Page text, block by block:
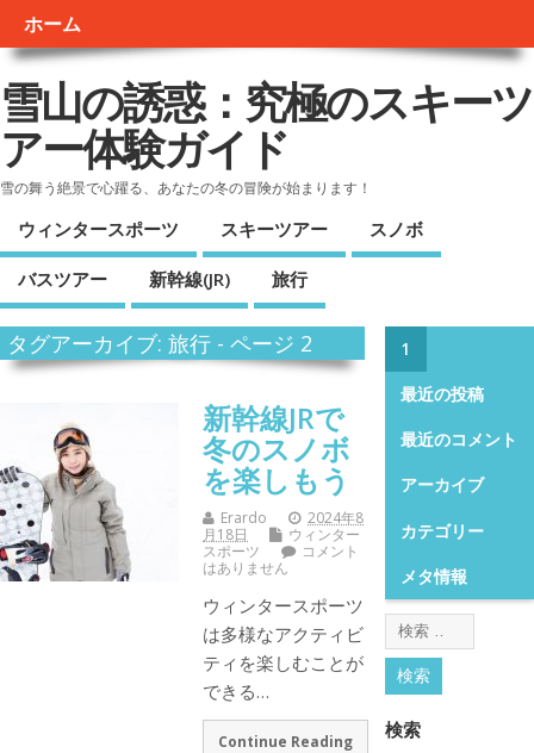
ホーム
雪山の誘惑：究極のスキーツ
アー体験ガイド
雪の舞う絶景で心躍る、あなたの冬の冒険が始まります！
ウィンタースポーツ スキーツアー スノボ
バスツアー 新幹線(JR) 旅行
タグアーカイブ: 旅行 - ページ 2
新幹線JRで
冬のスノボ
を楽しもう
Erardo
2024年8
月18日
ウィンター
スポーツ
コメント
はありません
ウィンタースポーツ
は多様なアクティビ
ティを楽しむことが
できる…
Continue Reading
1
最近の投稿
最近のコメント
アーカイブ
カテゴリー
メタ情報
検索